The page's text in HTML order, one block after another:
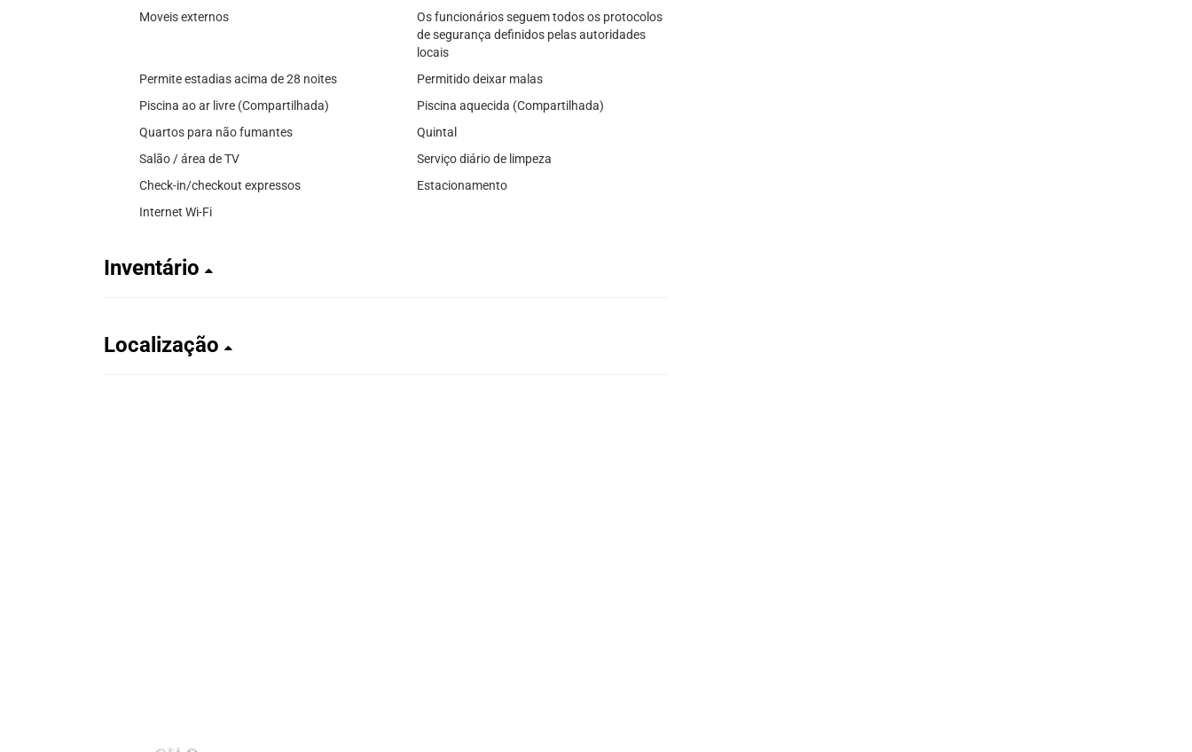
Moveis externos
Os funcionários seguem todos os protocolos
de segurança definidos pelas autoridades
locais
Permite estadias acima de 28 noites
Permitido deixar malas
Piscina ao ar livre (Compartilhada)
Piscina aquecida (Compartilhada)
Quartos para não fumantes
Quintal
Salão / área de TV
Serviço diário de limpeza
Check-in/checkout expressos
Estacionamento
Internet Wi-Fi
Inventário
Localização